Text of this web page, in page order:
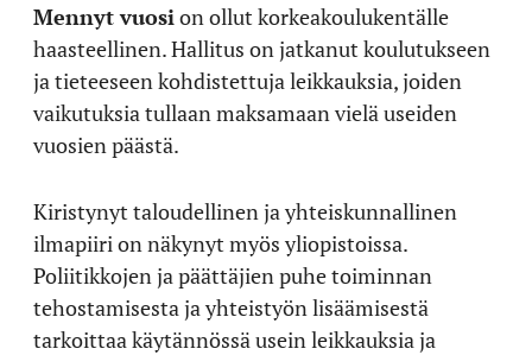
Mennyt vuosi on ollut korkeakoulukentälle
haasteellinen. Hallitus on jatkanut koulutukseen
ja tieteeseen kohdistettuja leikkauksia, joiden
vaikutuksia tullaan maksamaan vielä useiden
vuosien päästä.
Kiristynyt taloudellinen ja yhteiskunnallinen
ilmapiiri on näkynyt myös yliopistoissa.
Poliitikkojen ja päättäjien puhe toiminnan
tehostamisesta ja yhteistyön lisäämisestä
tarkoittaa käytännössä usein leikkauksia ja